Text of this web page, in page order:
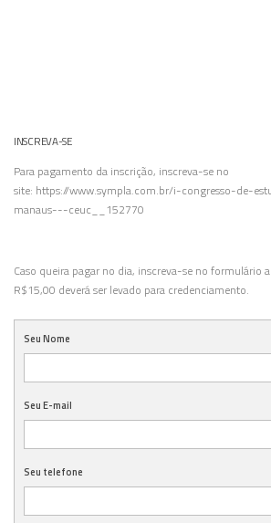
INSCREVA-SE
Para pagamento da inscrição, inscreva-se no
site: https://www.sympla.com.br/i-congresso-de-
manaus---ceuc__152770
Caso queira pagar no dia, inscreva-se no formulário
R$15,00 deverá ser levado para credenciamento.
Seu Nome
Seu E-mail
Seu telefone